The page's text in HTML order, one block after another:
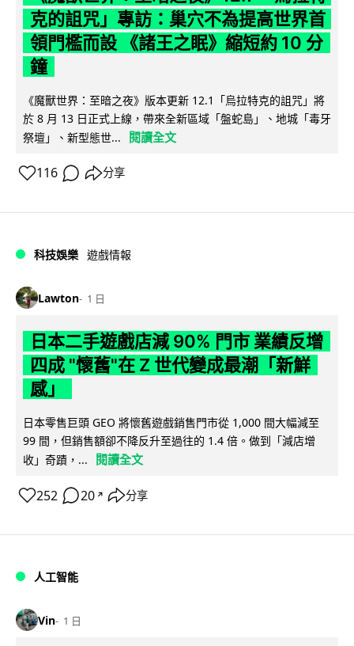
克的詛咒」專訪：巢穴不為提高世界首
領門檻而設 《諸王之眠》縮短約 10 分
鐘
《魔獸世界：至暗之夜》版本更新 12.1「烏拉特克的詛咒」將
於 8 月 13 日正式上線，帶來全新區域「盤蛇島」、地城「毒牙
祭壇」、新型態世...
閱讀全文
116 分享
科技娛樂 遊戲情報
Lawton 1 日
日本二手遊戲店減 90% 門市 業績反增
四成 "懷舊"在 Z 世代變成最潮「新鮮
感」
日本零售巨頭 GEO 將懷舊遊戲銷售門市從 1,000 間大幅減至
99 間，但銷售額卻不降反升至過往的 1.4 倍。做到「減店增
收」奇蹟，...
閱讀全文
252 20 ↗ 分享
人工智能
Vin 1 日